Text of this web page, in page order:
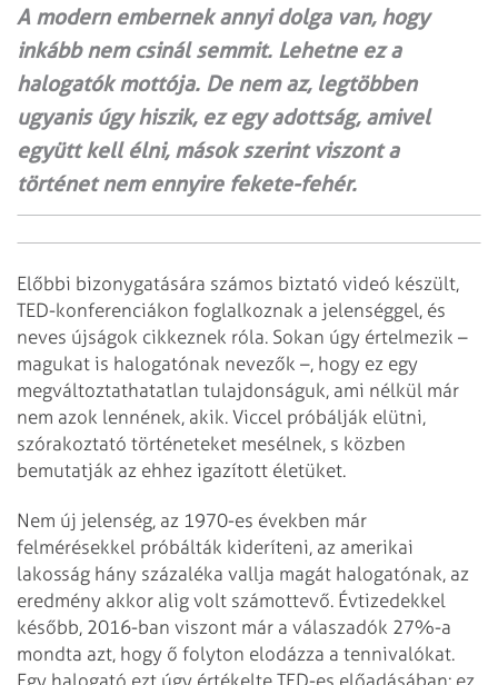
A modern embernek annyi dolga van, hogy
inkább nem csinál semmit. Lehetne ez a
halogatók mottója. De nem az, legtöbben
ugyanis úgy hiszik, ez egy adottság, amivel
együtt kell élni, mások szerint viszont a
történet nem ennyire fekete-fehér.
Előbbi bizonygatására számos biztató videó készült,
TED-konferenciákon foglalkoznak a jelenséggel, és
neves újságok cikkeznek róla. Sokan úgy értelmezik –
magukat is halogatónak nevezők –, hogy ez egy
megváltoztathatatlan tulajdonságuk, ami nélkül már
nem azok lennének, akik. Viccel próbálják elütni,
szórakoztató történeteket mesélnek, s közben
bemutatják az ehhez igazított életüket.
Nem új jelenség, az 1970-es években már
felmérésekkel próbálták kideríteni, az amerikai
lakosság hány százaléka vallja magát halogatónak, az
eredmény akkor alig volt számottevő. Évtizedekkel
később, 2016-ban viszont már a válaszadók 27%-a
mondta azt, hogy ő folyton elodázza a tennivalókat.
Egy halogató ezt úgy értékelte TED-es előadásában: ez